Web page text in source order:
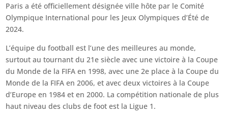
Paris a été officiellement désignée ville hôte par le Comité
Olympique International pour les Jeux Olympiques d’Été de
2024.
L’équipe du football est l’une des meilleures au monde,
surtout au tournant du 21e siècle avec une victoire à la Coupe
du Monde de la FIFA en 1998, avec une 2e place à la Coupe du
Monde de la FIFA en 2006, et avec deux victoires à la Coupe
d’Europe en 1984 et en 2000. La compétition nationale de plus
haut niveau des clubs de foot est la Ligue 1.